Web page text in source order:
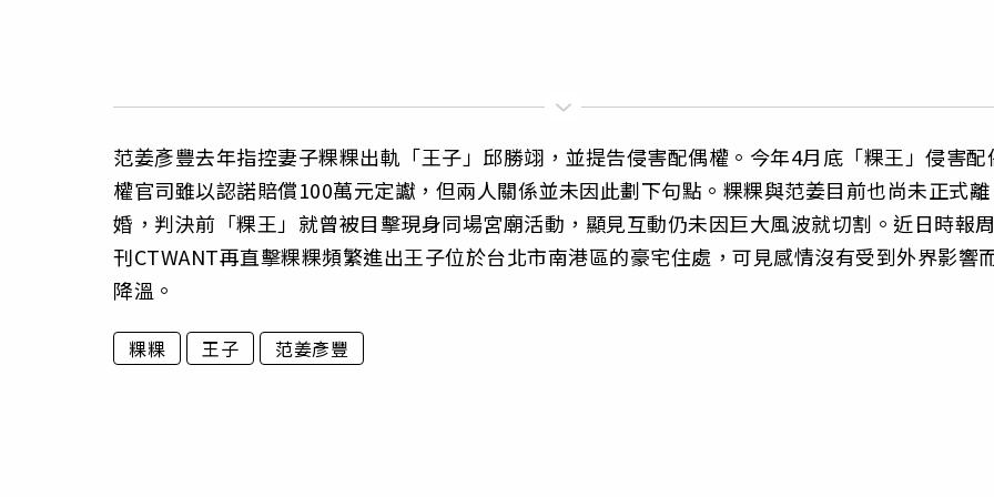
范姜彥豐去年指控妻子粿粿出軌「王子」邱勝翊，並提告侵害配偶權。今年4月底「粿王」侵害配
權官司雖以認諾賠償100萬元定讞，但兩人關係並未因此劃下句點。粿粿與范姜目前也尚未正式離
婚，判決前「粿王」就曾被目擊現身同場宮廟活動，顯見互動仍未因巨大風波就切割。近日時報周
刊CTWANT再直擊粿粿頻繁進出王子位於台北市南港區的豪宅住處，可見感情沒有受到外界影響
降溫。
粿粿 王子 范姜彥豐